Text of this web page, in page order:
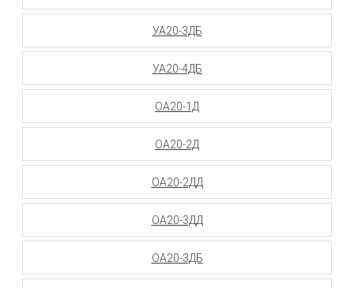
УА20-3ДБ
УА20-4ДБ
ОА20-1Д
ОА20-2Д
ОА20-2ДД
ОА20-3ДД
ОА20-3ДБ